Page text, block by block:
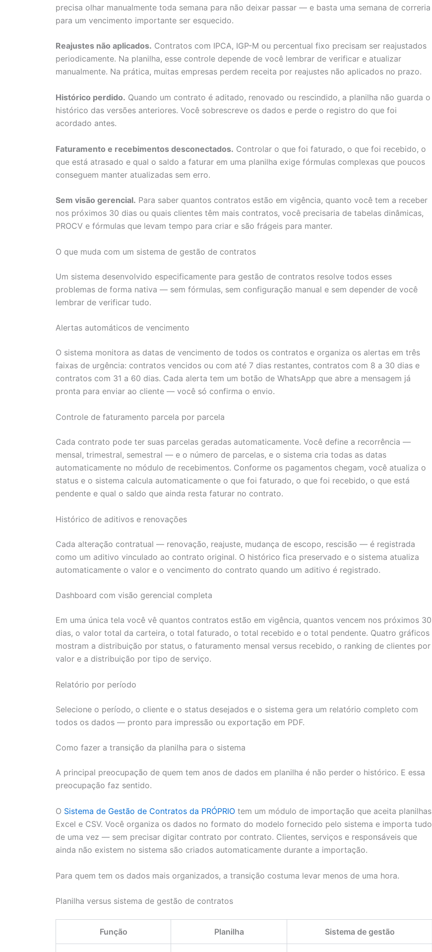
precisa olhar manualmente toda semana para não deixar passar — e basta uma semana de correria
para um vencimento importante ser esquecido.
Reajustes não aplicados. Contratos com IPCA, IGP-M ou percentual fixo precisam ser reajustados
periodicamente. Na planilha, esse controle depende de você lembrar de verificar e atualizar
manualmente. Na prática, muitas empresas perdem receita por reajustes não aplicados no prazo.
Histórico perdido. Quando um contrato é aditado, renovado ou rescindido, a planilha não guarda o
histórico das versões anteriores. Você sobrescreve os dados e perde o registro do que foi
acordado antes.
Faturamento e recebimentos desconectados. Controlar o que foi faturado, o que foi recebido, o
que está atrasado e qual o saldo a faturar em uma planilha exige fórmulas complexas que poucos
conseguem manter atualizadas sem erro.
Sem visão gerencial. Para saber quantos contratos estão em vigência, quanto você tem a receber
nos próximos 30 dias ou quais clientes têm mais contratos, você precisaria de tabelas dinâmicas,
PROCV e fórmulas que levam tempo para criar e são frágeis para manter.
O que muda com um sistema de gestão de contratos
Um sistema desenvolvido especificamente para gestão de contratos resolve todos esses
problemas de forma nativa — sem fórmulas, sem configuração manual e sem depender de você
lembrar de verificar tudo.
Alertas automáticos de vencimento
O sistema monitora as datas de vencimento de todos os contratos e organiza os alertas em três
faixas de urgência: contratos vencidos ou com até 7 dias restantes, contratos com 8 a 30 dias e
contratos com 31 a 60 dias. Cada alerta tem um botão de WhatsApp que abre a mensagem já
pronta para enviar ao cliente — você só confirma o envio.
Controle de faturamento parcela por parcela
Cada contrato pode ter suas parcelas geradas automaticamente. Você define a recorrência —
mensal, trimestral, semestral — e o número de parcelas, e o sistema cria todas as datas
automaticamente no módulo de recebimentos. Conforme os pagamentos chegam, você atualiza o
status e o sistema calcula automaticamente o que foi faturado, o que foi recebido, o que está
pendente e qual o saldo que ainda resta faturar no contrato.
Histórico de aditivos e renovações
Cada alteração contratual — renovação, reajuste, mudança de escopo, rescisão — é registrada
como um aditivo vinculado ao contrato original. O histórico fica preservado e o sistema atualiza
automaticamente o valor e o vencimento do contrato quando um aditivo é registrado.
Dashboard com visão gerencial completa
Em uma única tela você vê quantos contratos estão em vigência, quantos vencem nos próximos 30
dias, o valor total da carteira, o total faturado, o total recebido e o total pendente. Quatro gráficos
mostram a distribuição por status, o faturamento mensal versus recebido, o ranking de clientes por
valor e a distribuição por tipo de serviço.
Relatório por período
Selecione o período, o cliente e o status desejados e o sistema gera um relatório completo com
todos os dados — pronto para impressão ou exportação em PDF.
Como fazer a transição da planilha para o sistema
A principal preocupação de quem tem anos de dados em planilha é não perder o histórico. E essa
preocupação faz sentido.
O Sistema de Gestão de Contratos da PRÓPRIO tem um módulo de importação que aceita planilhas
Excel e CSV. Você organiza os dados no formato do modelo fornecido pelo sistema e importa tudo
de uma vez — sem precisar digitar contrato por contrato. Clientes, serviços e responsáveis que
ainda não existem no sistema são criados automaticamente durante a importação.
Para quem tem os dados mais organizados, a transição costuma levar menos de uma hora.
Planilha versus sistema de gestão de contratos
Função Planilha Sistema de gestão